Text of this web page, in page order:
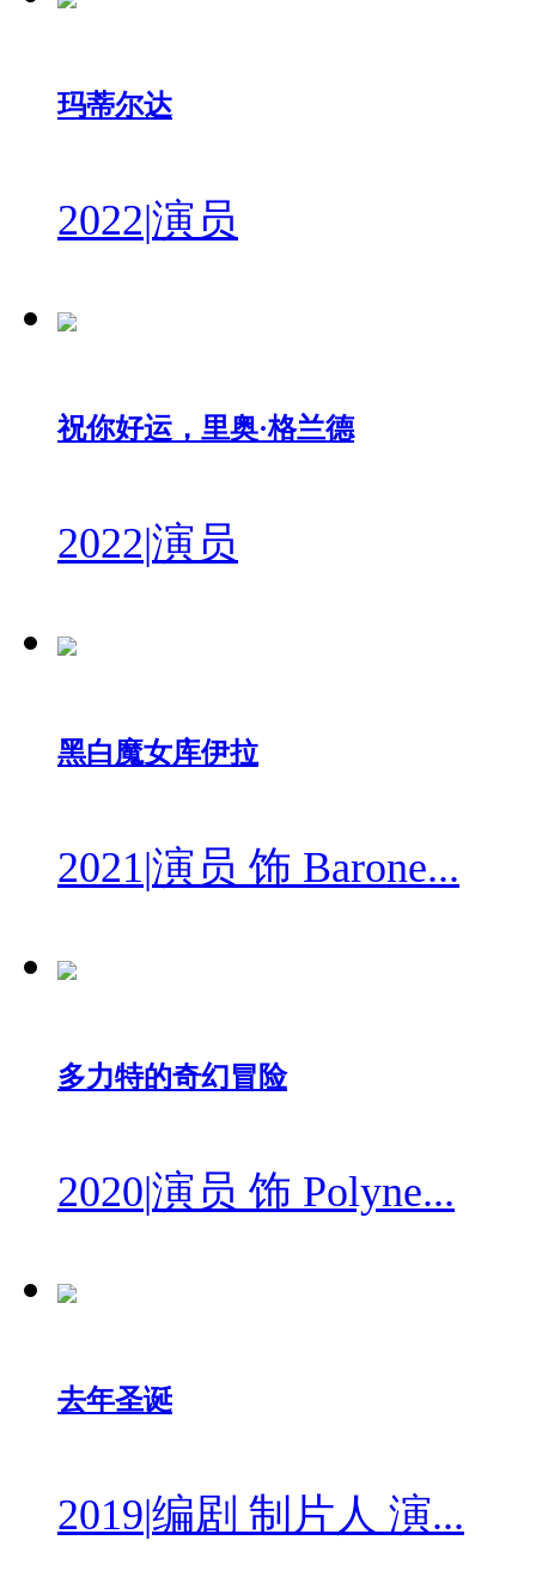
玛蒂尔达
2022|演员
祝你好运，里奥·格兰德
2022|演员
黑白魔女库伊拉
2021|演员 饰 Barone...
多力特的奇幻冒险
2020|演员 饰 Polyne...
去年圣诞
2019|编剧 制片人 演...